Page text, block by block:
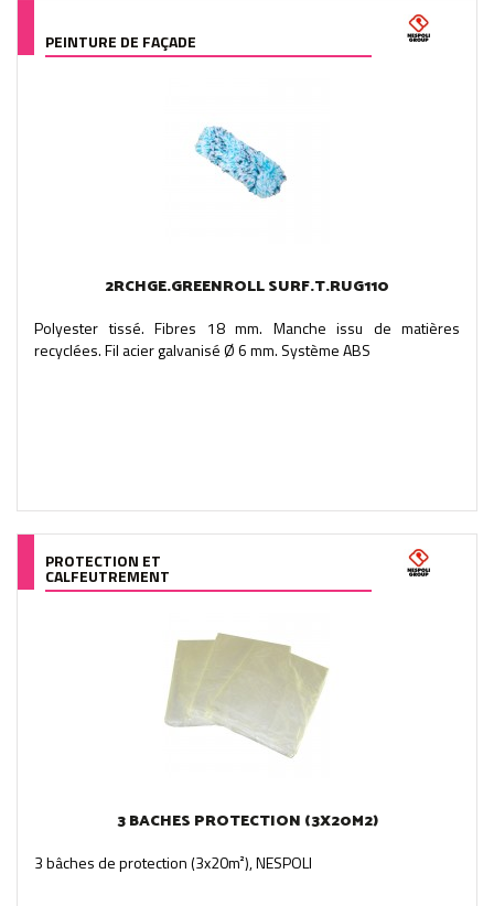
PEINTURE DE FAÇADE
2RCHGE.GREENROLL SURF.T.RUG110
Polyester tissé. Fibres 18 mm. Manche issu de matières
recyclées. Fil acier galvanisé Ø 6 mm. Système ABS
PROTECTION ET
CALFEUTREMENT
3 BACHES PROTECTION (3X20M2)
3 bâches de protection (3x20m²), NESPOLI